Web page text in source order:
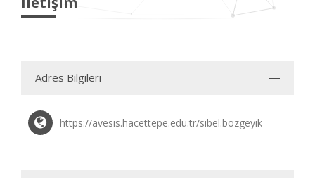
Adres Bilgileri
https://avesis.hacettepe.edu.tr/sibel.bozgeyik